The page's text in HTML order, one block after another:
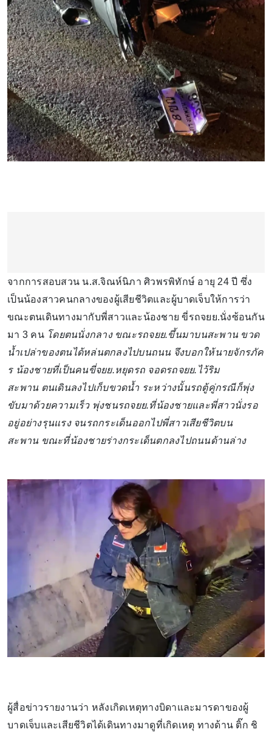
จากการสอบสวน น.ส.จิณห์นิภา ศิวพรพิทักษ์ อายุ 24 ปี ซึ่ง
เป็นน้องสาวคนกลางของผู้เสียชีวิตและผู้บาดเจ็บให้การว่า
ขณะตนเดินทางมากับพี่สาวและน้องชาย ขี่รถจยย.นั่งซ้อนกัน
มา 3 คน โดยตนนั่งกลาง ขณะรถจยย.ขึ้นมาบนสะพาน ขวด
น้ำเปล่าของตนได้หล่นตกลงไปบนถนน จึงบอกให้นายจักรภัค
ร น้องชายที่เป็นคนขี่จยย.หยุดรถ จอดรถจยย.ไว้ริม
สะพาน ตนเดินลงไปเก็บขวดน้ำ ระหว่างนั้นรถตู้คู่กรณีก็พุ่ง
ขับมาด้วยความเร็ว พุ่งชนรถจยย.ที่น้องชายและพี่สาวนั่งรอ
อยู่อย่างรุนแรง จนรถกระเด็นออกไปพี่สาวเสียชีวิตบน
สะพาน ขณะที่น้องชายร่างกระเด็นตกลงไปถนนด้านล่าง
ผู้สื่อข่าวรายงานว่า หลังเกิดเหตุทางบิดาและมารดาของผู้
บาดเจ็บและเสียชีวิตได้เดินทางมาดูที่เกิดเหตุ ทางด้าน ติ๊ก ชิ